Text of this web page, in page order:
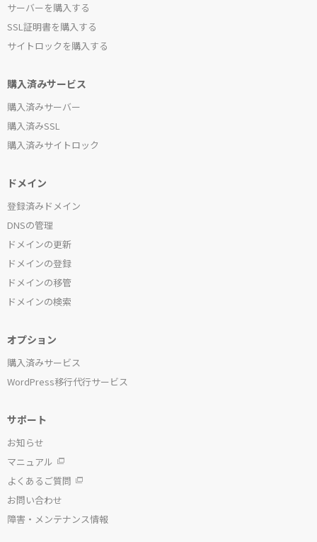
サーバーを購入する
SSL証明書を購入する
サイトロックを購入する
購入済みサービス
購入済みサーバー
購入済みSSL
購入済みサイトロック
ドメイン
登録済みドメイン
DNSの管理
ドメインの更新
ドメインの登録
ドメインの移管
ドメインの検索
オプション
購入済みサービス
WordPress移行代行サービス
サポート
お知らせ
マニュアル
よくあるご質問
お問い合わせ
障害・メンテナンス情報